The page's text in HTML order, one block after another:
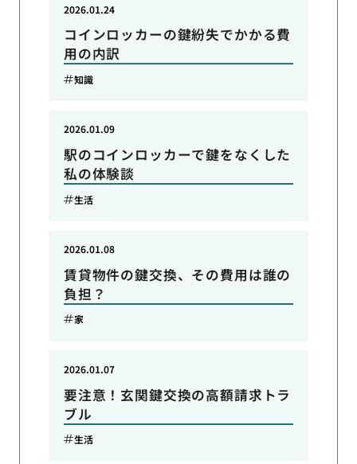
コインロッカーの鍵紛失でかかる費
用の内訳
2026.01.24
知識
駅のコインロッカーで鍵をなくした
私の体験談
2026.01.09
生活
賃貸物件の鍵交換、その費用は誰の
負担？
2026.01.08
家
要注意！玄関鍵交換の高額請求トラ
ブル
2026.01.07
生活